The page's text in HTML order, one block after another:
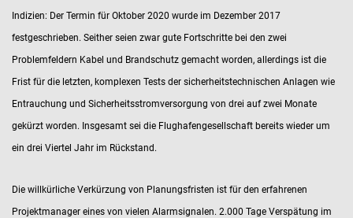
Indizien: Der Termin für Oktober 2020 wurde im Dezember 2017
festgeschrieben. Seither seien zwar gute Fortschritte bei den zwei
Problemfeldern Kabel und Brandschutz gemacht worden, allerdings ist die
Frist für die letzten, komplexen Tests der sicherheitstechnischen Anlagen wie
Entrauchung und Sicherheitsstromversorgung von drei auf zwei Monate
gekürzt worden. Insgesamt sei die Flughafengesellschaft bereits wieder um
ein drei Viertel Jahr im Rückstand.
Die willkürliche Verkürzung von Planungsfristen ist für den erfahrenen
Projektmanager eines von vielen Alarmsignalen. 2.000 Tage Verspätung im